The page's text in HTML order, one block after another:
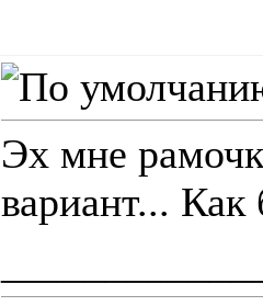
Эх мне
вариант...